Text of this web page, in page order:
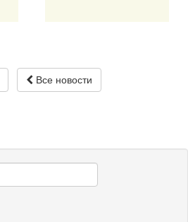
Все новости